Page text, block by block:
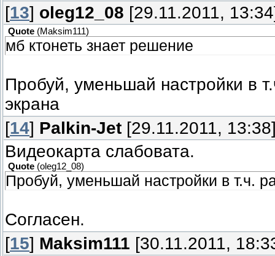
[13] oleg12_08 [29.11.2011,
Quote (Maksim111)
мб ктонеть знает решение
Пробуй, уменьшай настройки в
экрана
[14] Palkin-Jet [29.11.2011,
Видеокарта слабовата.
Quote (oleg12_08)
Пробуй, уменьшай настройки в т.ч.
Согласен.
[15] Maksim111 [30.11.2011,